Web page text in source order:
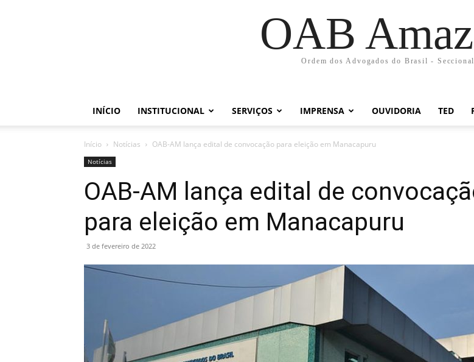
OAB
Ordem dos Advogados do Brasil -
INÍCIO INSTITUCIONAL SERVIÇOS IMPRENSA OUVIDORIA TED
Início Notícias OAB-AM lança edital de convocação para eleição em Manacapuru
Notícias
OAB-AM lança edital de
para eleição em Manacapuru
3 de fevereiro de 2022